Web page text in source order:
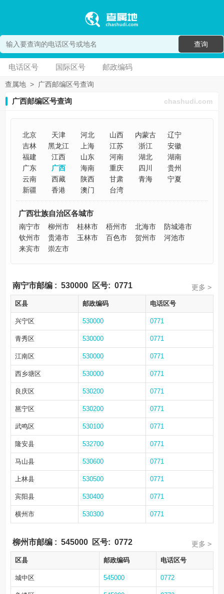
查询
电话区号 国际区号 邮政编码
查属地 > 广西邮编区号查询
广西邮编区号查询 chashudi.com
北京 天津 河北 山西 内蒙古
辽宁
吉林
黑龙江 上海 江苏 浙江
安徽
福建
江西 山东 河南 湖北
湖南
广东
广西 海南 重庆 四川
贵州
云南
西藏 陕西 甘肃 青海
宁夏
新疆
香港 澳门 台湾
广西壮族自治区各城市
南宁市 柳州市 桂林市 梧州市 北海市
防城港市
钦州市
贵港市 玉林市 百色市 贺州市
河池市
来宾市
崇左市
南宁市邮编 : 530000 区号: 0771 更多 >
区县 邮政编码 电话区号
兴宁区 530000 0771
青秀区 530000 0771
江南区 530000 0771
西乡塘区 530000 0771
良庆区 530200 0771
邕宁区 530200 0771
武鸣区 530100 0771
隆安县 532700 0771
马山县 530600 0771
上林县 530500 0771
宾阳县 530400 0771
横州市 530300 0771
柳州市邮编 : 545000 区号: 0772 更多 >
区县 邮政编码 电话区号
城中区 545000 0772